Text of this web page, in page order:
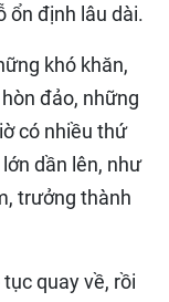
ổn định lâu dài.
khó khăn,
đảo, những
có nhiều thứ
dần lên, như
trưởng thành
quay về, rồi